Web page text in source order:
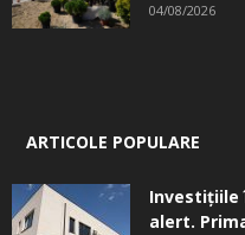
04/08/2026
ARTICOLE POPULARE
Investițiile
alert.